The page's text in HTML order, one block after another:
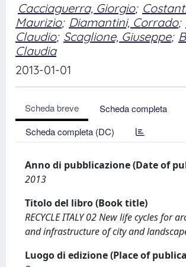
Cacciaguerra, Giorgio;
Maurizio; Diamantini, Corrado;
Claudio; Scaglione, Giuseppe;
Claudia
2013-01-01
Scheda breve
Scheda completa
Scheda completa (DC)
Anno di pubblicazione (Date of
2013
Titolo del libro (Book title)
RECYCLE ITALY 02 New life cycles for
and infrastructure of city and
Luogo di edizione (Place of